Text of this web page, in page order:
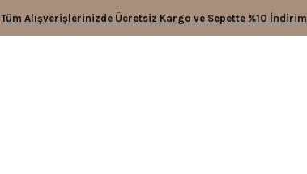
Tüm Alışverişlerinizde Ücretsiz Kargo ve Sepette %10 İndirim